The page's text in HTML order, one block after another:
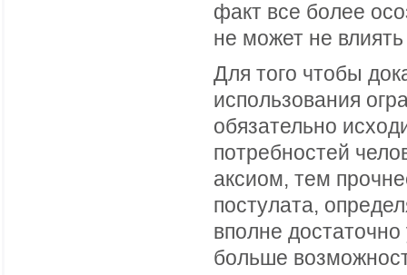
факт все более
не может не
Для того чтобы
использования
обязательно
потребностей
аксиом, тем
постулата,
вполне
больше